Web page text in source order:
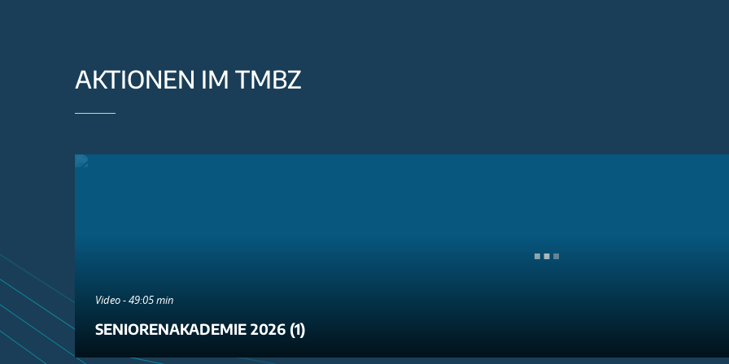
AKTIONEN IM TMBZ
Video - 49:05 min
SENIORENAKADEMIE 2026 (1)